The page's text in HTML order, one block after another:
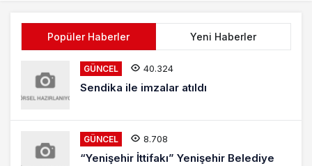
Popüler Haberler Yeni Haberler
GÜNCEL 40.324
Sendika ile imzalar atıldı
GÜNCEL 8.708
“Yenişehir İttifakı” Yenişehir Belediye